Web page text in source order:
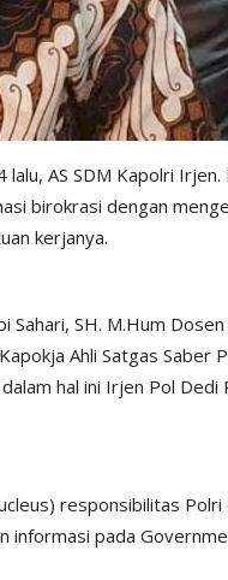
AS SDM Kapolri
birokrasi dengan
kerjanya.
SH. M.Hum
Ahli Satgas Saber
hal ini Irjen Pol Dedi
responsibilitas
informasi pada